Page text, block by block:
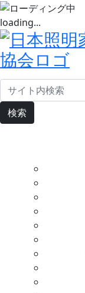
loading...
検索